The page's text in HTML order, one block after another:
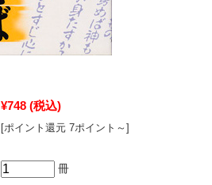
¥748 (税込)
[ポイント還元 7ポイント～]
冊